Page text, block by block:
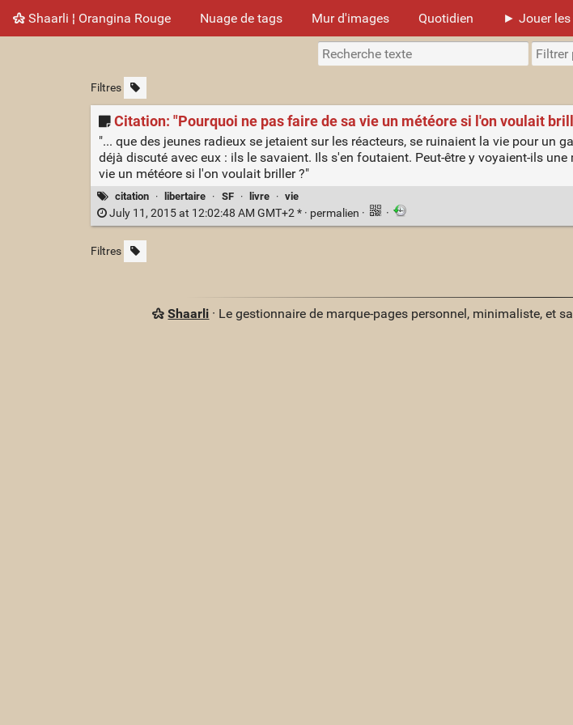
Shaarli ¦ Orangina Rouge Nuage de tags Mur d'images Quotidien ► Jouer les
Filtres
Citation: "Pourquoi ne pas faire de sa vie un météore si l'on voulait
"... que des jeunes radieux se jetaient sur les réacteurs, se ruinaient la vie pour un
déjà discuté avec eux : ils le savaient. Ils s'en foutaient. Peut-être y voyaient-ils
vie un météore si l'on voulait briller ?"
citation · libertaire · SF · livre · vie
July 11, 2015 at 12:02:48 AM GMT+2 * · permalien · ·
Filtres
Shaarli · Le gestionnaire de marque-pages personnel, minimaliste, et